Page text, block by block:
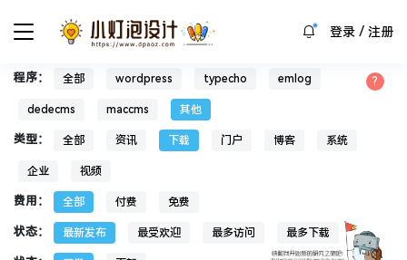
登录/ 注册
程序： 全部 wordpress typecho emlog
dedecms maccms 其他
类型： 全部 资讯 下载 门户 博客 系统
企业 视频
费用： 全部 付费 免费
状态： 最新发布 最受欢迎 最多访问 最多下载